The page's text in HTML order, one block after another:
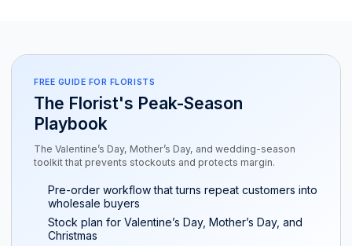
FREE GUIDE FOR FLORISTS
The Florist's Peak-Season
Playbook
The Valentine’s Day, Mother’s Day, and wedding-season
toolkit that prevents stockouts and protects margin.
Pre-order workflow that turns repeat customers into
wholesale buyers
Stock plan for Valentine’s Day, Mother’s Day, and
Christmas